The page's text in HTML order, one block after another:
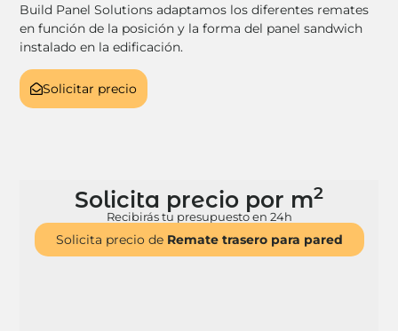
Build Panel Solutions adaptamos los diferentes remates
en función de la posición y la forma del panel sandwich
instalado en la edificación.
Solicitar precio
Solicita precio por m2
Recibirás tu presupuesto en 24h
Solicita precio de Remate trasero para pared